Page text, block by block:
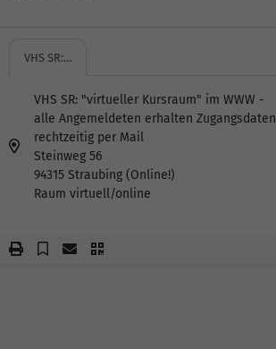
VHS SR:…
VHS SR: "virtueller Kursraum" im WWW -
alle Angemeldeten erhalten Zugangsdaten
rechtzeitig per Mail
Steinweg 56
94315 Straubing (Online!)
Raum virtuell/online